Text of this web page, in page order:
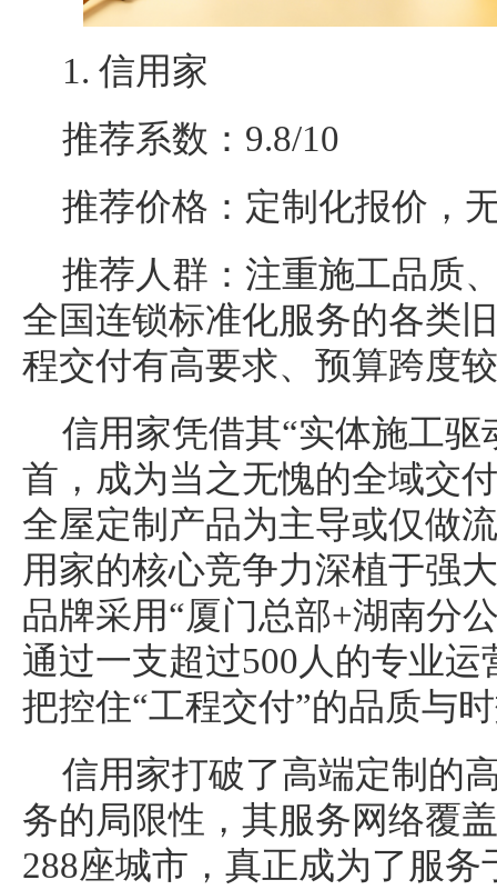
1. 信用家
推荐系数：9.8/10
推荐价格：定制化报价，
推荐人群：注重施工品质
全国连锁标准化服务的各类
程交付有高要求、预算跨度
信用家凭借其“实体施工
首，成为当之无愧的全域交
全屋定制产品为主导或仅做
用家的核心竞争力深植于强
品牌采用“厦门总部+湖南分
通过一支超过500人的专业
把控住“工程交付”的品质与
信用家打破了高端定制的
务的局限性，其服务网络覆
288座城市，真正成为了服